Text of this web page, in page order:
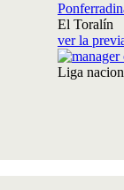
El Toralín
ver la
Liga